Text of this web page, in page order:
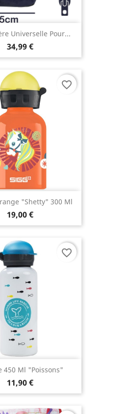
Universelle Pour...
34,99 €
"Shetty" 300 Ml
19,00 €
favorite_border
450 Ml "Poissons"
11,90 €
favorite_border